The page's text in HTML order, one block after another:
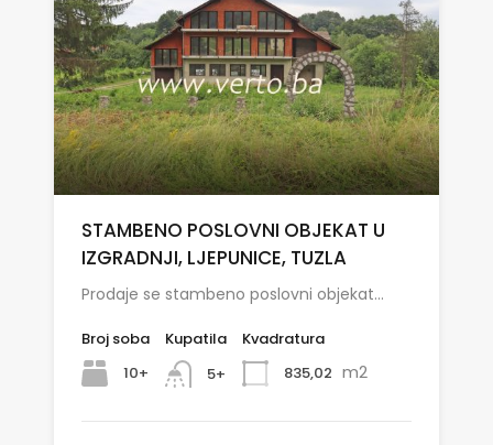
STAMBENO POSLOVNI OBJEKAT U
IZGRADNJI, LJEPUNICE, TUZLA
Prodaje se stambeno poslovni objekat…
Broj soba
10+
Kupatila
5+
Kvadratura
835,02 m2